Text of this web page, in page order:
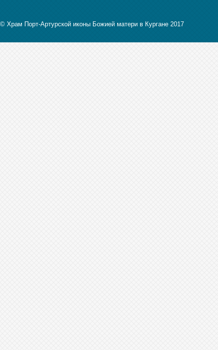
© Храм Порт-Артурской иконы Божией матери в Кургане 2017